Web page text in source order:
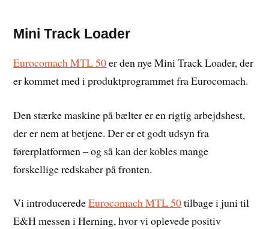
Mini Track Loader
Eurocomach MTL 50er den nye Mini Track Loader, der
er kommet med i produktprogrammet fra Eurocomach.
Den stærke maskine på bælter er en rigtig arbejdshest,
der er nem at betjene. Der er et godt udsyn fra
førerplatformen – og så kan der kobles mange
forskellige redskaber på fronten.
Vi introduceredeEurocomach MTL 50tilbage i juni til
E&H messen i Herning, hvor vi oplevede positiv